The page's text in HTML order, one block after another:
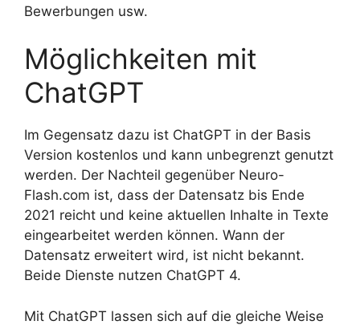
Bewerbungen usw.
Möglichkeiten mit
ChatGPT
Im Gegensatz dazu ist ChatGPT in der Basis
Version kostenlos und kann unbegrenzt genutzt
werden. Der Nachteil gegenüber Neuro-
Flash.com ist, dass der Datensatz bis Ende
2021 reicht und keine aktuellen Inhalte in Texte
eingearbeitet werden können. Wann der
Datensatz erweitert wird, ist nicht bekannt.
Beide Dienste nutzen ChatGPT 4.
Mit ChatGPT lassen sich auf die gleiche Weise